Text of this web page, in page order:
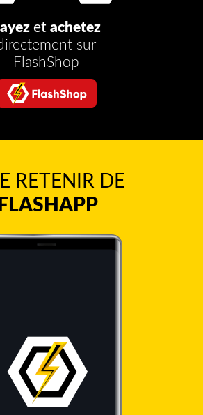
etachetez
sur
FlashShop
RETENIR DE
FLASHAPP